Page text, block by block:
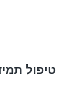
טיפול